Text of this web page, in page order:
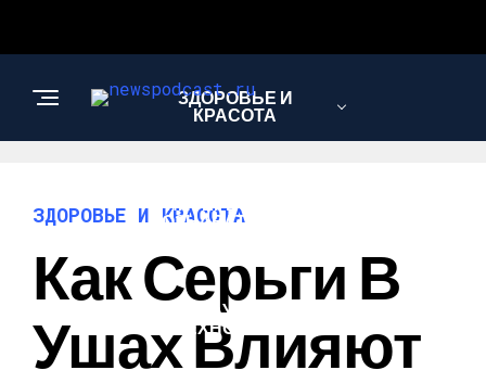
ЗДОРОВЬЕ И
КРАСОТА
ИНТЕРЕСНОЕ И
ПОЗНАВАТЕЛЬНОЕ
НАУКА И
ТЕХНОЛОГИИ
ЗДОРОВЬЕ И КРАСОТА
Как Серьги В
Ушах Влияют